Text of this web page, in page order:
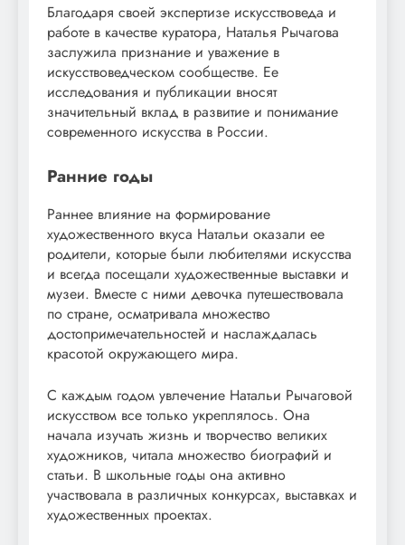
Благодаря своей экспертизе искусствоведа и
работе в качестве куратора, Наталья Рычагова
заслужила признание и уважение в
искусствоведческом сообществе. Ее
исследования и публикации вносят
значительный вклад в развитие и понимание
современного искусства в России.
Ранние годы
Раннее влияние на формирование
художественного вкуса Натальи оказали ее
родители, которые были любителями искусства
и всегда посещали художественные выставки и
музеи. Вместе с ними девочка путешествовала
по стране, осматривала множество
достопримечательностей и наслаждалась
красотой окружающего мира.
С каждым годом увлечение Натальи Рычаговой
искусством все только укреплялось. Она
начала изучать жизнь и творчество великих
художников, читала множество биографий и
статьи. В школьные годы она активно
участвовала в различных конкурсах, выставках и
художественных проектах.